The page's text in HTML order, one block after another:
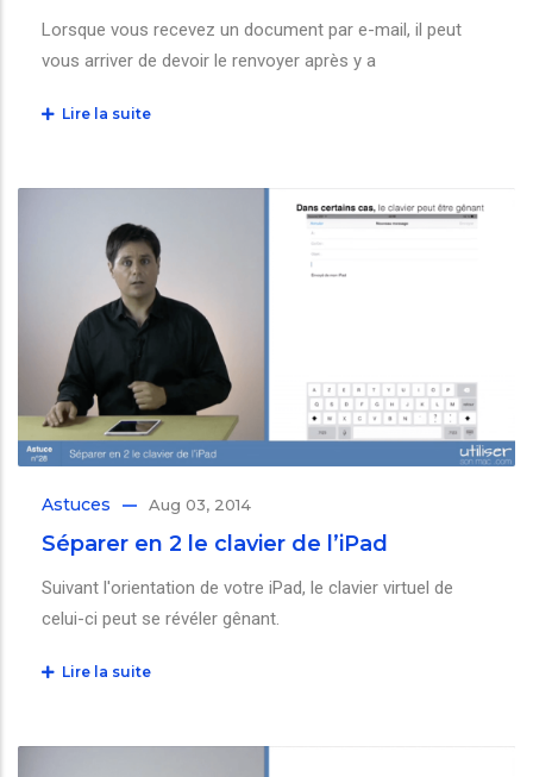
Lorsque vous recevez un document par e-mail, il peut
vous arriver de devoir le renvoyer après y a
Lire la suite
Astuces Aug 03, 2014
Séparer en 2 le clavier de l’iPad
Suivant l'orientation de votre iPad, le clavier virtuel de
celui-ci peut se révéler gênant.
Lire la suite